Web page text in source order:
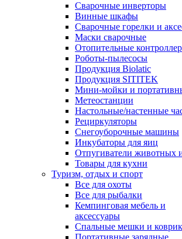
Сварочные инверторы
Винные шкафы
Сварочные горелки и
Маски сварочные
Отопительные
Роботы-пылесосы
Продукция Biolatic
Продукция SITITEK
Мини-мойки и
Метеостанции
Настольные/настенные
Рециркуляторы
Снегоуборочные машины
Инкубаторы для яиц
Отпугиватели животных
Товары для кухни
Туризм, отдых и спорт
Все для охоты
Все для рыбалки
Кемпинговая мебель и
аксессуары
Спальные мешки и
Портативные зарядные